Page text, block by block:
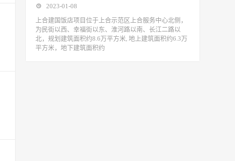
2023-01-08
上合建国饭店项目位于上合示范区上合服务中心北侧，
为民街以西、幸福街以东、淮河路以南、长江二路以
北，规划建筑面积约8.6万平方米, 地上建筑面积约6.3万
平方米，地下建筑面积约